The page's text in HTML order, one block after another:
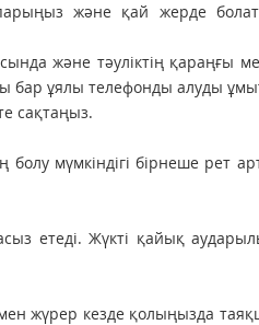
және қай жерде
және тәуліктің қараңғы
бар ұялы телефонды алуды
сақтаңыз.
мүмкіндігі бірнеше рет
етеді. Жүкті қайық
жүрер кезде қолыңызда